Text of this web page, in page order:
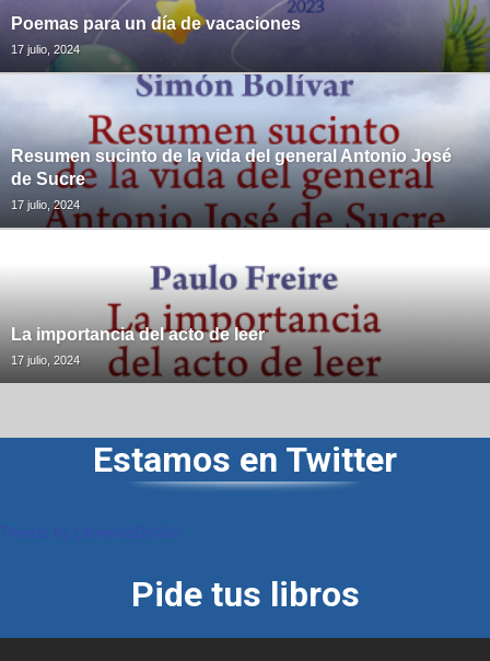
Poemas para un día de vacaciones
17 julio, 2024
Resumen sucinto de la vida del general Antonio José
de Sucre
17 julio, 2024
La importancia del acto de leer
17 julio, 2024
Estamos en Twitter
Pide tus libros